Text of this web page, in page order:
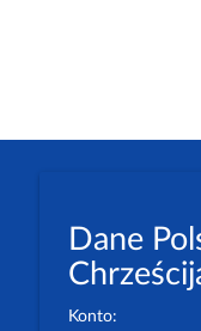
Dane
Konto: